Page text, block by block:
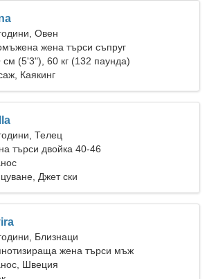
Овен
жена търси съпруг
см (5'3"), 60 кг (132 паунда)
Каякинг
Телец
търси двойка 40-46
Джет ски
Близнаци
жена търси мъж
Швеция